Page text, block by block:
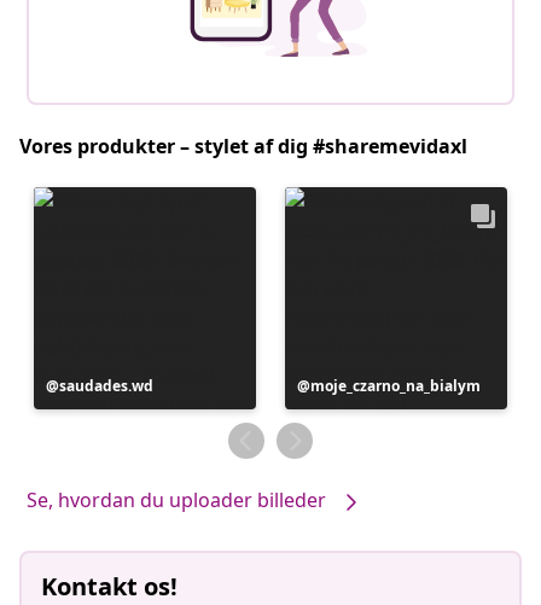
Vores produkter – stylet af dig #sharemevidaxl
Opslag
offentliggjort
saudades.wd
Opslag
offentliggjort
af
moje_czarno_na_bialym
Se, hvordan du uploader billeder
Kontakt os!